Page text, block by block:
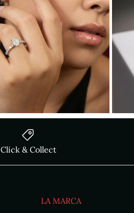
Click & Collect
LA MARCA